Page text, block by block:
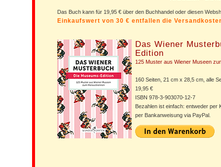
Das Buch kann für 19,95 € über den Buchhandel oder diesen
Einkaufswert von 30 € entfallen die
Das Wiener
Edition
125 Muster aus Wiener Museen
160 Seiten, 21 cm x 28,5 cm, alle
19,95 €
ISBN 978-3-903070-12-7
Bezahlen ist einfach: entweder per
per Bankanweisung via PayPal.